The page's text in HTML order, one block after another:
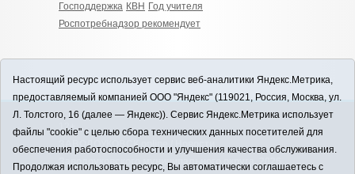
Господдержка КВН Год учителя
Роспотребнадзор рекомендует
12+
ЗАВОДОУКОВСК online / Новости
Заводоуковского муниципального округа, 2026
Настоящий ресурс использует сервис веб-аналитики Яндекс.Метрика,
предоставляемый компанией ООО "Яндекс" (119021, Россия, Москва, ул.
Л. Толстого, 16 (далее — Яндекс)). Сервис Яндекс.Метрика использует
файлы "cookie" с целью сбора технических данных посетителей для
обеспечения работоспособности и улучшения качества обслуживания.
Продолжая использовать ресурс, Вы автоматически соглашаетесь с